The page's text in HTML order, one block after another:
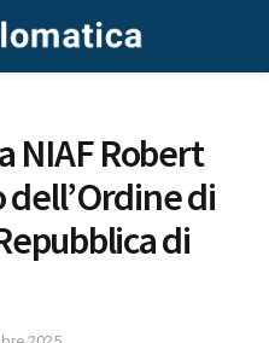
NIAF Robert
di
di